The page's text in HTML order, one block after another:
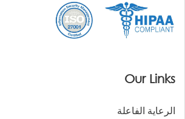
Our Links
الرعاية الفاعلة